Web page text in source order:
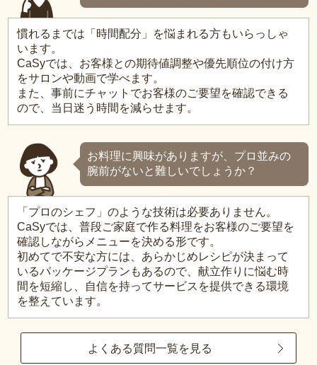
慣れるまでは「時間配分」を悩まれる方もいらっしゃ
います。
CaSyでは、お客様との期待値調整や優先順位の付け方
をサロンや動画で学べます。
また、事前にチャットでお客様のご要望を確認できる
ので、当日迷う時間を減らせます。
お料理に興味がありますが、プロ並みの
腕前がないと難しいでしょうか？
「プロのシェフ」のような技術は必要ありません。
CaSyでは、普段ご家庭で作る料理をお客様のご要望を
確認しながらメニューを決める形です。
初めてで不安な方には、あらかじめレシピが決まって
いるパッケージプランもあるので、献立作りに悩む時
間を短縮し、自信を持ってサービスを提供できる環境
を整えています。
よくある質問一覧を見る